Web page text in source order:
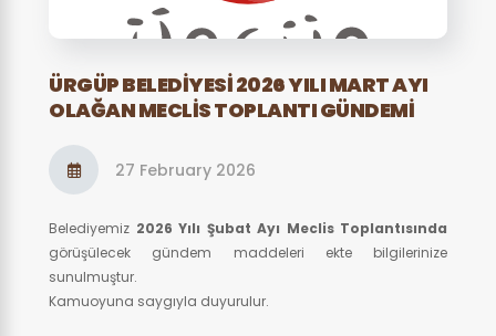
ÜRGÜP BELEDİYESİ 2026 YILI MART AYI
OLAĞAN MECLİS TOPLANTI GÜNDEMİ
27 February 2026
Belediyemiz 2026 Yılı Şubat Ayı Meclis Toplantısında
görüşülecek gündem maddeleri ekte bilgilerinize
sunulmuştur.
Kamuoyuna saygıyla duyurulur.